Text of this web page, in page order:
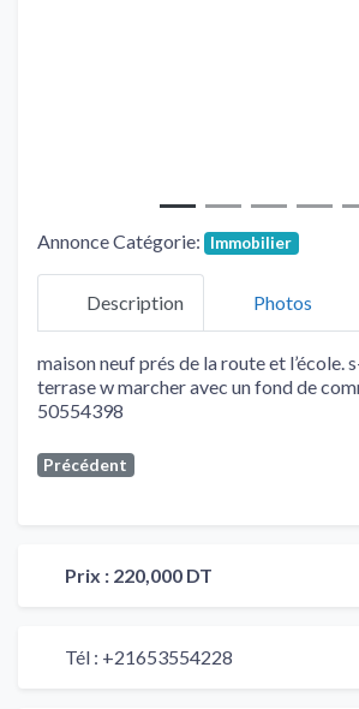
Annonce Catégorie: Immobilier
Description Photos
maison neuf prés de la route et l’école.
terrase w marcher avec un fond de
50554398
Précédent
Prix : 220,000 DT
Tél : +21653554228